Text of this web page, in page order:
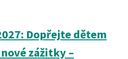
Dopřejte dětem
zážitky –